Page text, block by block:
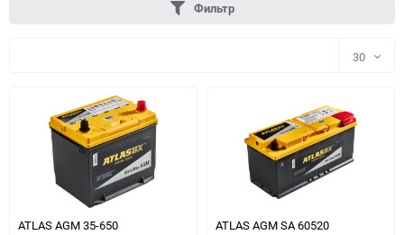
Фильтр
30
30
60
ATLAS AGM 35-650 ATLAS AGM SA 60520